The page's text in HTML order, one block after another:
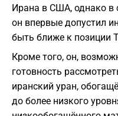
Ирана в США, однако в
он впервые допустил
быть ближе к позиции
Кроме того, он,
готовность
иранский уран,
до более низкого